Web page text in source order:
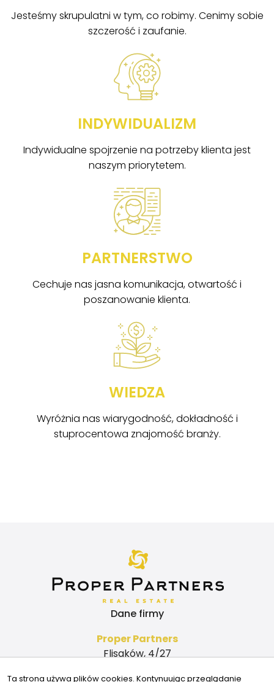
Jesteśmy skrupulatni w tym, co robimy. Cenimy sobie
szczerość i zaufanie.
INDYWIDUALIZM
Indywidualne spojrzenie na potrzeby klienta jest
naszym priorytetem.
PARTNERSTWO
Cechuje nas jasna komunikacja, otwartość i
poszanowanie klienta.
WIEDZA
Wyróżnia nas wiarygodność, dokładność i
stuprocentowa znajomość branży.
Dane firmy
Proper Partners
Flisaków, 4/27
Ta strona używa plików cookies. Kontynuując przeglądanie